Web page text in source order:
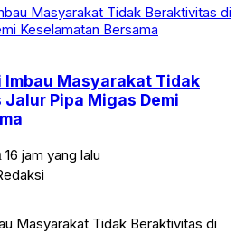
Imbau Masyarakat Tidak
Pipa Migas Demi
16 jam yang lalu
Masyarakat Tidak Beraktivitas di